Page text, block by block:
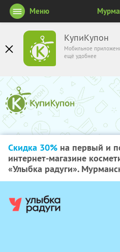
КупиКупон
Мобильное
ещё удобнее
Меню
Скидка 30% на первый и
интернет-магазине
«Улыбка радуги».